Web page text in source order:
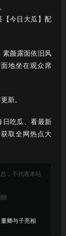
【今日大瓜】配
素颜露面依旧风
地坐在观众席
新。
日吃瓜、看最新
取全网热点大
，不代表本站
除
卿与子亮相